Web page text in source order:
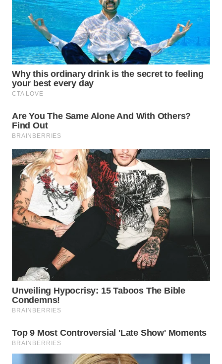
WN
SIMALUNGUN
WN
LABUHANBATU
WN
TENGAH
SERDANG
WN
TEBING
TINGGI
WN
KARAWANG
WN
BEKASI
WN
BOGOR